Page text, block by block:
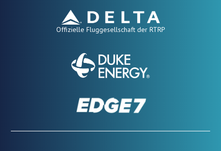
Offizielle Fluggesellschaft der RTRP